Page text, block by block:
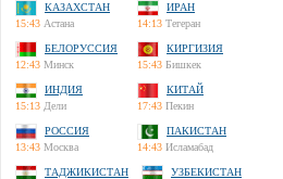
КАЗАХСТАН
15:43 Астана
ИРАН
14:13 Тегеран
БЕЛОРУССИЯ
12:43 Минск
КИРГИЗИЯ
15:43 Бишкек
ИНДИЯ
15:13 Дели
КИТАЙ
17:43 Пекин
РОССИЯ
13:43 Москва
ПАКИСТАН
14:43 Исламабад
ТАДЖИКИСТАН
УЗБЕКИСТАН